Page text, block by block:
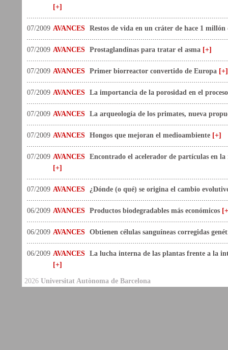
[+]
07/2009 AVANCES Restos de vida en un cráter de hace 1 millón
07/2009 AVANCES Prostaglandinas para tratar el asma [+]
07/2009 AVANCES Primer biorreactor convertido de Europa [+]
07/2009 AVANCES La importancia de la porosidad en el
07/2009 AVANCES La arqueología de los primates, nueva
07/2009 AVANCES Hongos que mejoran el medioambiente [+]
07/2009 AVANCES Encontrado el acelerador de partículas en la
[+]
07/2009 AVANCES ¿Dónde (o qué) se origina el cambio
06/2009 AVANCES Productos biodegradables más económicos
06/2009 AVANCES Obtienen células sanguíneas corregidas
06/2009 AVANCES La lucha interna de las plantas frente a la
[+]
2026 Universitat Autònoma de Barcelona